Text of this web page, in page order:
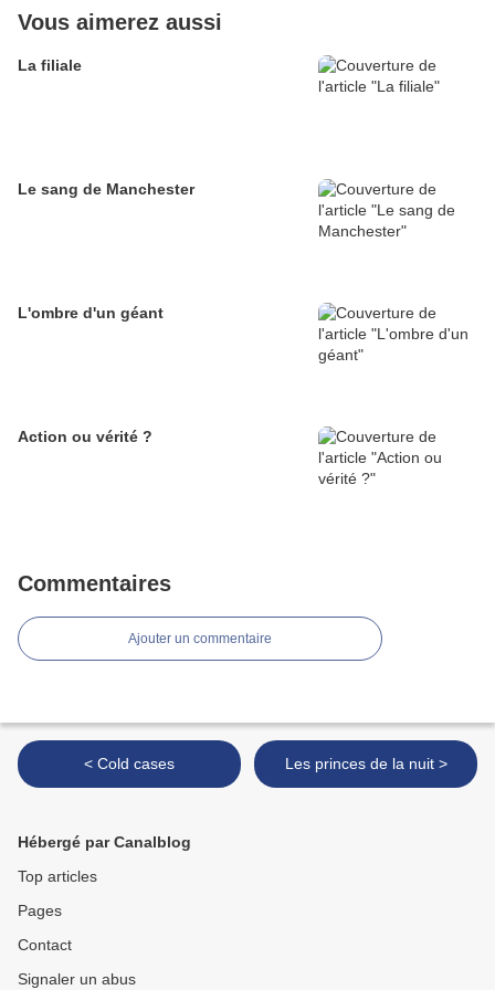
Vous aimerez aussi
La filiale
Le sang de Manchester
L'ombre d'un géant
Action ou vérité ?
Commentaires
Ajouter un commentaire
< Cold cases Les princes de la nuit >
Hébergé par Canalblog
Top articles
Pages
Contact
Signaler un abus